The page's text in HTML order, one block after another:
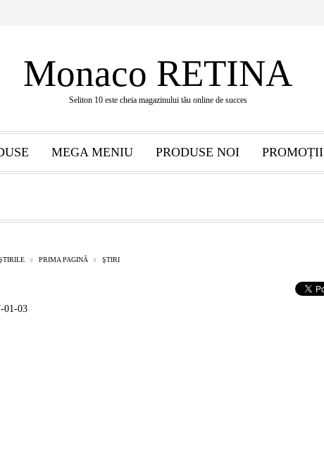
Monaco RETINA
Seliton 10 este cheia magazinului tău online de succes
MEGA MENIU PRODUSE NOI PROMOȚII
PRIMA PAGINĂ ŞTIRI
01-03